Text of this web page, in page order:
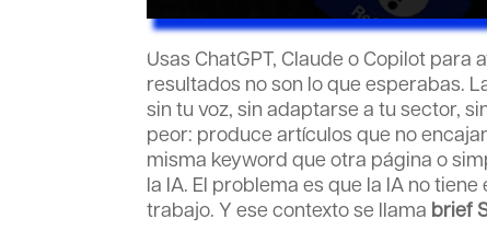
Usas ChatGPT, Claude o Copilot
resultados no son lo que esperabas.
sin tu voz, sin adaptarse a tu sector,
peor: produce artículos que no
misma keyword que otra página o
la IA. El problema es que la IA no
trabajo. Y ese contexto se llama brief